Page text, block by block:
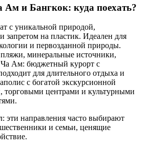
Ам и Бангкок: куда поехать?
с уникальной природой,
на пластик. Идеален для
и первозданной природы.
минеральные источники,
Ча Ам: бюджетный курорт с
для длительного отдыха и
с богатой экскурсионной
центрами и культурными
эти направления часто выбирают
и семьи, ценящие